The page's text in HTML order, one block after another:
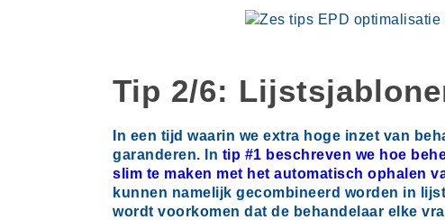
Tip 2/6:
In een tijd waarin we extra hoge inzet van
garanderen. In tip #1 beschreven we hoe
slim te maken met het automatisch ophalen
kunnen namelijk gecombineerd worden in
wordt voorkomen dat de behandelaar elke